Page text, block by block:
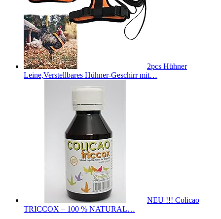
2pcs Hühner
Leine,Verstellbares Hühner-Geschirr mit…
NEU !!! Colicao
TRICCOX – 100 % NATURAL…